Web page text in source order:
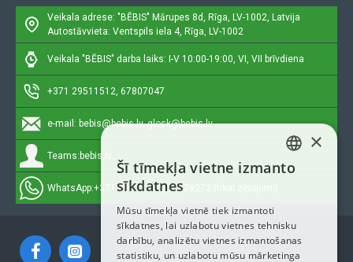
Veikala adrese: "BĒBIS" Mārupes 8d, Rīga, LV-1002, Latvija
Autostāvvieta: Ventspils iela 4, Rīga, LV-1002
Veikala "BĒBIS" darba laiks: I-V 10:00-19:00, VI, VII brīvdiena
+371 29511512, 67807047
e-mail: bebis@bebis.lv, glosk@bebis.lv
Teams: bebis.lv
WhatsApp:+371 29511512, 20579272 (tikai ziņojumi)
LATVIAN
ENGLISH
×
Šī tīmekļa vietne izmanto
sīkdatnes
Mūsu tīmekļa vietnē tiek izmantoti
sīkdatnes, lai uzlabotu vietnes tehnisku
darbību, analizētu vietnes izmantošanas
statistiku, un uzlabotu mūsu mārketinga